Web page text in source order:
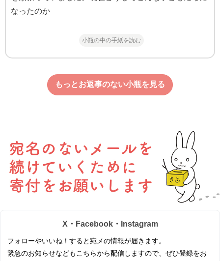
なったのか
小瓶の中の手紙を読む
もっとお返事のない小瓶を見る
X・Facebook・Instagram
フォローやいいね！すると宛メの情報が届きます。
緊急のお知らせなどもこちらから配信しますので、ぜひ登録をお